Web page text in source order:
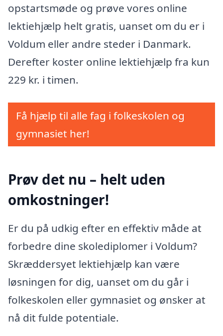
opstartsmøde og prøve vores online
lektiehjælp helt gratis, uanset om du er i
Voldum eller andre steder i Danmark.
Derefter koster online lektiehjælp fra kun
229 kr. i timen.
Få hjælp til alle fag i folkeskolen og
gymnasiet her!
Prøv det nu – helt uden
omkostninger!
Er du på udkig efter en effektiv måde at
forbedre dine skolediplomer i Voldum?
Skræddersyet lektiehjælp kan være
løsningen for dig, uanset om du går i
folkeskolen eller gymnasiet og ønsker at
nå dit fulde potentiale.